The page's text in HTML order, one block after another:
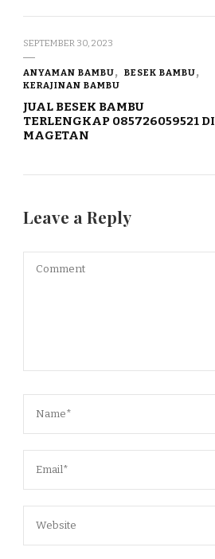
SEPTEMBER 30, 2023
ANYAMAN BAMBU
BESEK BAMBU
KERAJINAN BAMBU
JUAL BESEK BAMBU
TERLENGKAP 085726059521 DI
MAGETAN
Leave a Reply